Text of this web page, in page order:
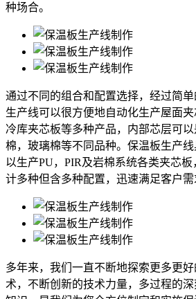
种场合。
通过不同的组合和配置选择，经过简
生产线可以很方便地自动化生产屋面
冷库夹芯板等多种产品，内部芯层可
棉，玻璃棉等不同品种。保温板生产
以生产PU，PIR及岩棉系统各类夹芯
计多种但含多种配置，迅速满足客户需
多年来，我们一直不断地探索更多更
术，不断创新的技术力量，多过程的